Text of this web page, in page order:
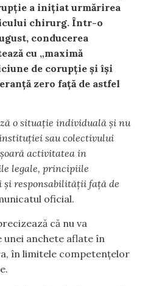
a inițiat urmărirea
chirurg. Într-o
conducerea
cu „maximă
de corupție și își
zero față de astfel
o situație individuală și nu
sau colectivului
activitatea in
legale, principiile
responsabilității față de
oficial.
că nu va
anchete aflate în
în limitele competențelor